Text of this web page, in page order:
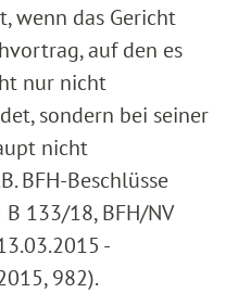
wenn das Gericht
auf den es
nur nicht
sondern bei seiner
nicht
BFH-Beschlüsse
133/18, BFH/NV
-
982).